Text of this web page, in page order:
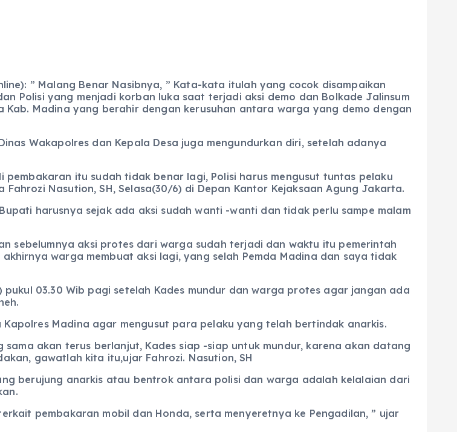
” Malang Benar Nasibnya, ” Kata-kata itulah yang cocok disampaikan
Polisi yang menjadi korban luka saat terjadi aksi demo dan Bolkade Jalinsum
Kab. Madina yang berahir dengan kerusuhan antara warga yang demo dengan
Wakapolres dan Kepala Desa juga mengundurkan diri, setelah adanya
itu sudah tidak benar lagi, Polisi harus mengusut tuntas pelaku
Nasution, SH, Selasa(30/6) di Depan Kantor Kejaksaan Agung Jakarta.
harusnya sejak ada aksi sudah wanti -wanti dan tidak perlu sampe malam
sebelumnya aksi protes dari warga sudah terjadi dan waktu itu pemerintah
warga membuat aksi lagi, yang selah Pemda Madina dan saya tidak
03.30 Wib pagi setelah Kades mundur dan warga protes agar jangan ada
Madina agar mengusut para pelaku yang telah bertindak anarkis.
akan terus berlanjut, Kades siap -siap untuk mundur, karena akan datang
gawatlah kita itu,ujar Fahrozi. Nasution, SH
berujung anarkis atau bentrok antara polisi dan warga adalah kelalaian dari
pembakaran mobil dan Honda, serta menyeretnya ke Pengadilan, ” ujar